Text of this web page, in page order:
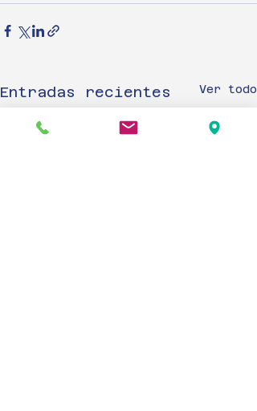
Entradas recientes Ver todo